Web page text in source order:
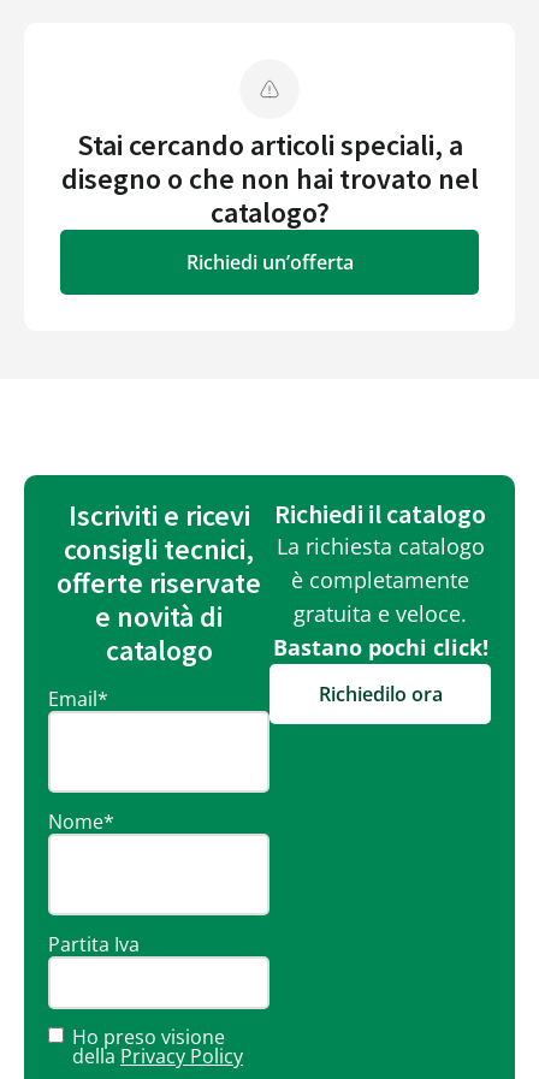
Stai cercando articoli speciali, a
disegno o che non hai trovato nel
catalogo?
Richiedi un’offerta
Iscriviti e ricevi
consigli tecnici,
offerte riservate
e novità di
catalogo
Email*
Nome*
Partita Iva
Ho preso visione
della Privacy Policy
Richiedi il catalogo
La richiesta catalogo
è completamente
gratuita e veloce.
Bastano pochi click!
Richiedilo ora